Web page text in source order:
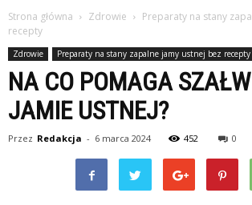
Strona główna Zdrowie
Preparaty na stany
recepty
Zdrowie Preparaty na stany zapalne jamy ustnej bez recepty
NA CO POMAGA
JAMIE USTNEJ?
Przez Redakcja - 6 marca 2024 452 0